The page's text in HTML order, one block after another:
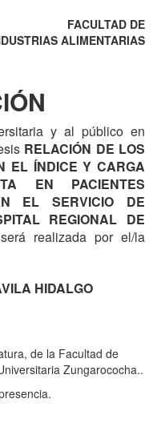
FACULTAD DE
ALIMENTARIAS
y al público en
RELACIÓN DE LOS
EL ÍNDICE Y CARGA
EN PACIENTES
EL SERVICIO DE
REGIONAL DE
realizada por el/la
HIDALGO
de la Facultad de
Zungarococha..